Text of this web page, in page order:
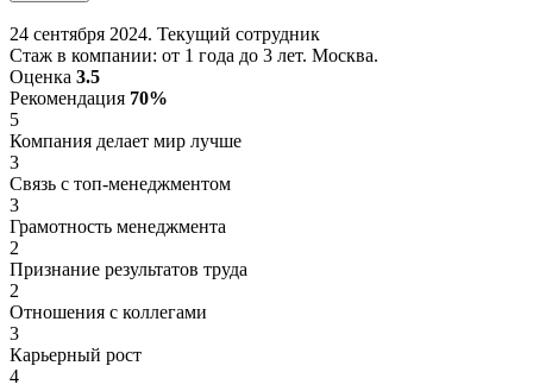
24 сентября 2024. Текущий сотрудник
Стаж в компании: от 1 года до 3 лет. Москва.
Оценка 3.5
Рекомендация 70%
5
Компания делает мир лучше
3
Связь с топ-менеджментом
3
Грамотность менеджмента
2
Признание результатов труда
2
Отношения с коллегами
3
Карьерный рост
4